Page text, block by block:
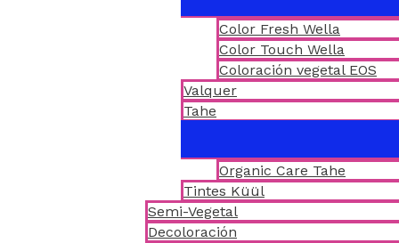
Color Fresh Wella
Color Touch Wella
Coloración vegetal EOS
Valquer
Tahe
Organic Care Tahe
Tintes Küül
Semi-Vegetal
Decoloración